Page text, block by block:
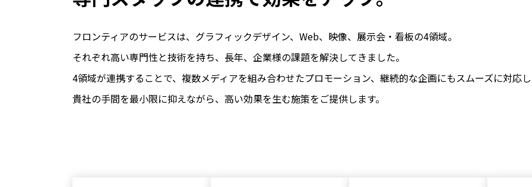
採用サイト
キャンペーンサイト/LP
フロンティアのサービスは、グラフィックデザイン、Web、映像、展示会・看板の4領域。
それぞれ高い専門性と技術を持ち、長年、企業様の課題を解決してきました。
4領域が連携することで、複数メディアを組み合わせたプロモーション、継続的な企画にもスムーズに対応
貴社の手間を最小限に抑えながら、高い効果を生む施策をご提供します。